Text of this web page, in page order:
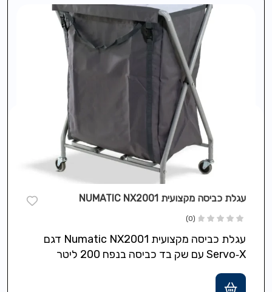
עגלת כביסה מקצועית NUMATIC NX2001
(0)
עגלת כביסה מקצועית Numatic NX2001 דגם
Servo‑X עם שק בד כביסה בנפח 200 ליטר
וסחורה…